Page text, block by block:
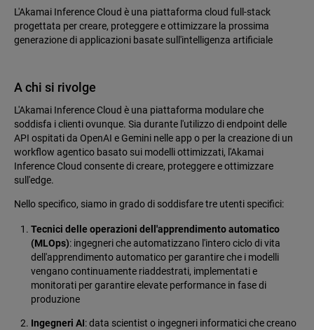
L'Akamai Inference Cloud è una piattaforma cloud full-stack
progettata per creare, proteggere e ottimizzare la prossima
generazione di applicazioni basate sull'intelligenza artificiale
A chi si rivolge
L'Akamai Inference Cloud è una piattaforma modulare che
soddisfa i clienti ovunque. Sia durante l'utilizzo di endpoint delle
API ospitati da OpenAI e Gemini nelle app o per la creazione di un
workflow agentico basato sui modelli ottimizzati, l'Akamai
Inference Cloud consente di creare, proteggere e ottimizzare
sull'edge.
Nello specifico, siamo in grado di soddisfare tre utenti specifici:
Tecnici delle operazioni dell'apprendimento automatico
(MLOps): ingegneri che automatizzano l'intero ciclo di vita
dell'apprendimento automatico per garantire che i modelli
vengano continuamente riaddestrati, implementati e
monitorati per garantire elevate performance in fase di
produzione
Ingegneri AI: data scientist o ingegneri informatici che creano